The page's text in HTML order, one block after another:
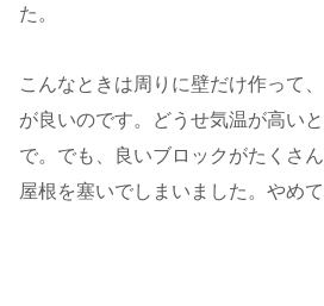
た。
こんなときは周りに壁だけ作って
が良いのです。どうせ気温が高い
で。でも、良いブロックがたくさ
屋根を塞いでしまいました。やめ